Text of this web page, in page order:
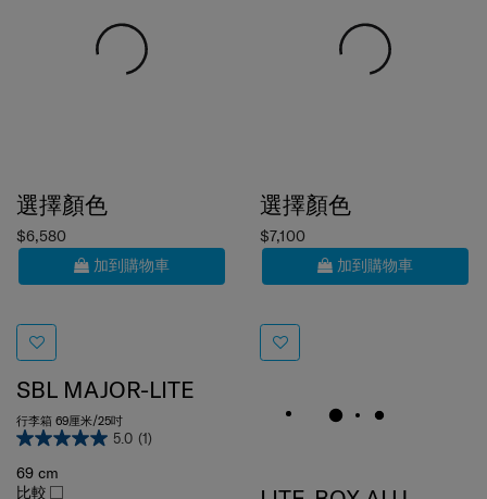
$6,580
加到購物車
SBL MAJOR-LITE
行李箱 69厘米/25吋
5.0
69 cm
比較
$7,100
加到購物車